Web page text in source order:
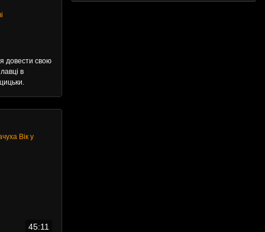
довести свою
в
45:11